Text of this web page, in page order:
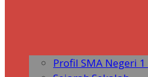
Profil SMA Negeri